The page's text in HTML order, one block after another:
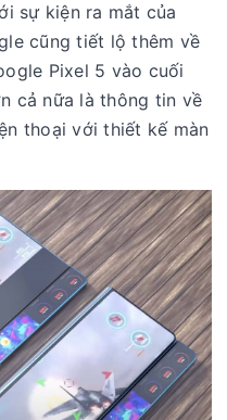
sự kiện ra mắt của
cũng tiết lộ thêm về
Pixel 5 vào cuối
cả nữa là thông tin về
thoại với thiết kế màn